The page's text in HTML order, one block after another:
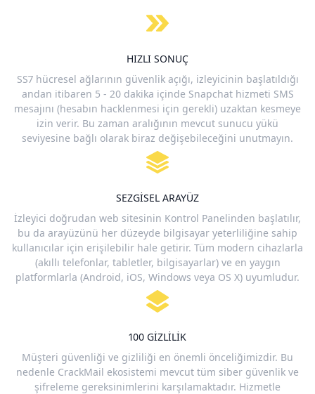
HIZLI SONUÇ
SS7 hücresel ağlarının güvenlik açığı, izleyicinin başlatıldığı
andan itibaren 5 - 20 dakika içinde Snapchat hizmeti SMS
mesajını (hesabın hacklenmesi için gerekli) uzaktan kesmeye
izin verir. Bu zaman aralığının mevcut sunucu yükü
seviyesine bağlı olarak biraz değişebileceğini unutmayın.
SEZGISEL ARAYÜZ
İzleyici doğrudan web sitesinin Kontrol Panelinden başlatılır,
bu da arayüzünü her düzeyde bilgisayar yeterliliğine sahip
kullanıcılar için erişilebilir hale getirir. Tüm modern cihazlarla
(akıllı telefonlar, tabletler, bilgisayarlar) ve en yaygın
platformlarla (Android, iOS, Windows veya OS X) uyumludur.
100 GIZLILIK
Müşteri güvenliği ve gizliliği en önemli önceliğimizdir. Bu
nedenle CrackMail ekosistemi mevcut tüm siber güvenlik ve
şifreleme gereksinimlerini karşılamaktadır. Hizmetle